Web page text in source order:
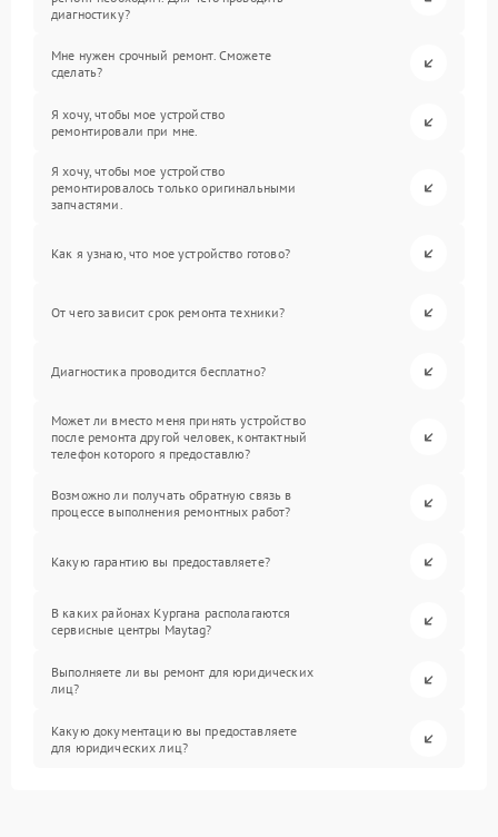
диагностику?
Мне нужен срочный ремонт. Сможете
сделать?
Я хочу, чтобы мое устройство
ремонтировали при мне.
Я хочу, чтобы мое устройство
ремонтировалось только оригинальными
запчастями.
Как я узнаю, что мое устройство готово?
От чего зависит срок ремонта техники?
Диагностика проводится бесплатно?
Может ли вместо меня принять устройство
после ремонта другой человек, контактный
телефон которого я предоставлю?
Возможно ли получать обратную связь в
процессе выполнения ремонтных работ?
Какую гарантию вы предоставляете?
В каких районах Кургана располагаются
сервисные центры Maytag?
Выполняете ли вы ремонт для юридических
лиц?
Какую документацию вы предоставляете
для юридических лиц?